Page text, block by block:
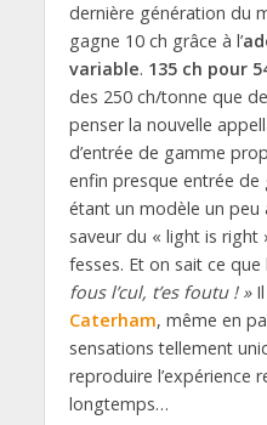
dernière génération du
gagne 10 ch grâce à l’
variable. 135 ch pour
des 250 ch/tonne que
penser la nouvelle
d’entrée de gamme
enfin presque entrée de
étant un modèle un peu
saveur du « light is
fesses. Et on sait ce
fous l’cul, t’es foutu ! »Il
Caterham, même en
sensations tellement
reproduire l’expérience
longtemps…